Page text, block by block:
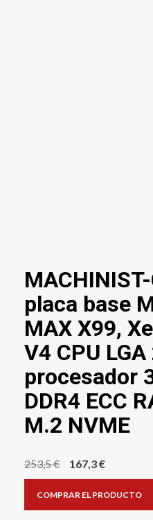
placa base
MAX X99,
V4 CPU
procesador
DDR4 ECC
M.2 NVME
253,5€
El
precio
original
167,3€El
precio
actual
COMPRAR EL PRODUCTO